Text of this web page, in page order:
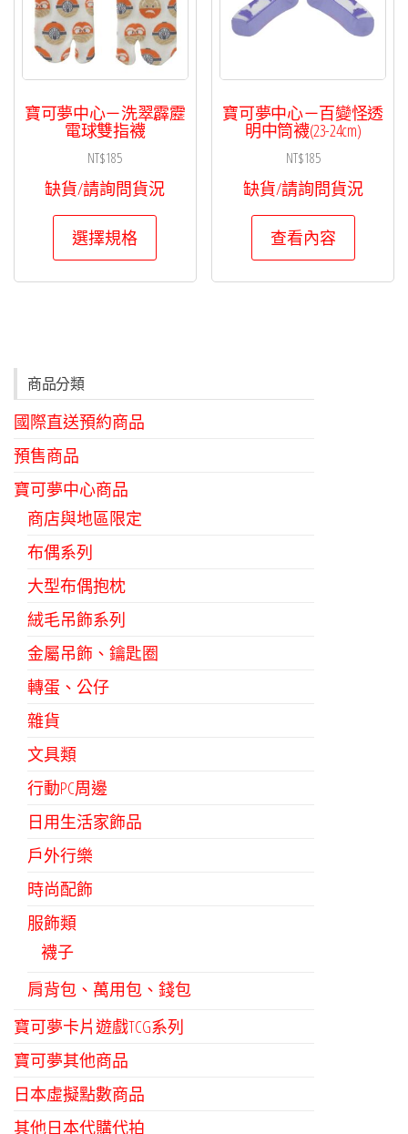
在
產
頁
面
選
選
項
寶可夢中心－洗翠霹靂
電球雙指襪
NT$185
缺貨/請詢問貨況
選擇規格
此
式。
項
寶可夢中心－百變怪透
明中筒襪(23-24cm)
NT$185
缺貨/請詢問貨況
查看內容
商品分類
國際直送預約商品
預售商品
寶可夢中心商品
商店與地區限定
布偶系列
大型布偶抱枕
絨毛吊飾系列
金屬吊飾、鑰匙圈
轉蛋、公仔
雜貨
文具類
行動PC周邊
日用生活家飾品
戶外行樂
時尚配飾
服飾類
襪子
肩背包、萬用包、錢包
寶可夢卡片遊戲TCG系列
寶可夢其他商品
日本虛擬點數商品
其他日本代購代拍